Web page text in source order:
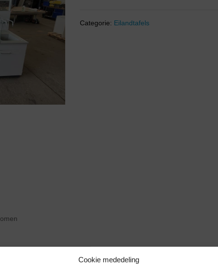
Cookie mededeling
Categorie: Eilandtafels